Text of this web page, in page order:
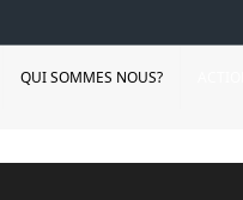
QUI SOMMES NOUS?